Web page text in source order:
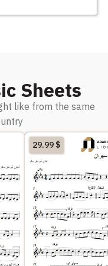
Sheets
like from the same
29.99$